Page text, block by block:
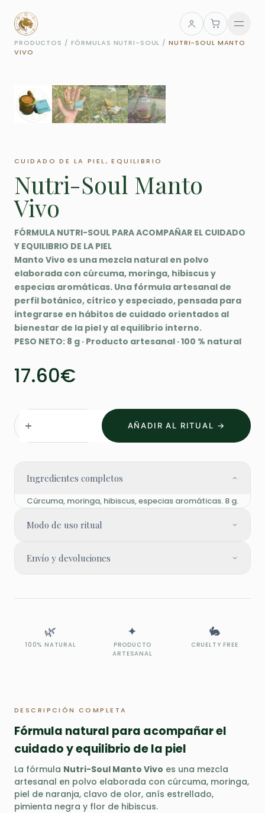
contenido
PRODUCTOS / FÓRMULAS NUTRI-SOUL / NUTRI-SOUL MANTO
VIVO
FÓRMULAS NUTRI-SOUL
CUIDADO DE LA PIEL, EQUILIBRIO
Nutri-Soul Manto
Vivo
FÓRMULA NUTRI-SOUL PARA ACOMPAÑAR EL CUIDADO
Y EQUILIBRIO DE LA PIEL
Manto Vivo es una mezcla natural en polvo
elaborada con cúrcuma, moringa, hibiscus y
especias aromáticas. Una fórmula artesanal de
perfil botánico, cítrico y especiado, pensada para
integrarse en hábitos de cuidado orientados al
bienestar de la piel y al equilibrio interno.
PESO NETO: 8 g · Producto artesanal · 100 % natural
17.60€
Nutri-
Soul
Manto
AÑADIR AL RITUAL →
Ingredientes completos
Cúrcuma, moringa, hibiscus, especias aromáticas. 8 g.
Modo de uso ritual
cataplasma sobre la piel. Un gesto de cuidado
botánico para el equilibrio cutáneo.
Envío y devoluciones
🌿
100% NATURAL
✦
PRODUCTO
ARTESANAL
🐇
CRUELTY FREE
DESCRIPCIÓN COMPLETA
Fórmula natural para acompañar el
cuidado y equilibrio de la piel
La fórmula Nutri-Soul Manto Vivo es una mezcla
artesanal en polvo elaborada con cúrcuma, moringa,
piel de naranja, clavo de olor, anís estrellado,
pimienta negra y flor de hibiscus.